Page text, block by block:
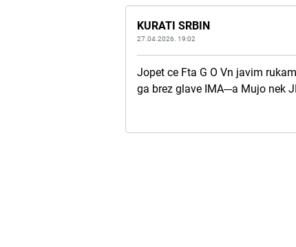
KURATI SRBIN
27.04.2026. 19:02
Jopet ce Fta G O Vn javim
ga brez glave IMA---a Mujo nek